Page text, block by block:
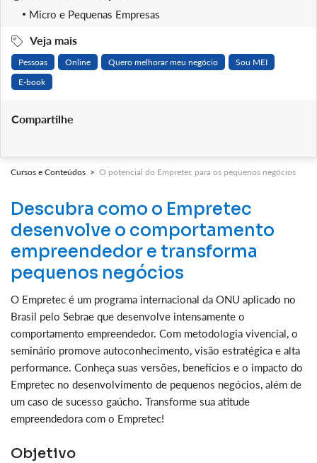
Cursos e Conteúdos > O potencial do Empretec para os pequenos negócios
Descubra como o Empretec
desenvolve o comportamento
empreendedor e transforma
pequenos negócios
O Empretec é um programa internacional da ONU aplicado no
Brasil pelo Sebrae que desenvolve intensamente o
comportamento empreendedor. Com metodologia vivencial, o
seminário promove autoconhecimento, visão estratégica e alta
performance. Conheça suas versões, benefícios e o impacto do
Empretec no desenvolvimento de pequenos negócios, além de
um caso de sucesso gaúcho. Transforme sua atitude
empreendedora com o Empretec!
Objetivo
Micro e Pequenas Empresas
Veja mais
Pessoas Online Quero melhorar meu negócio
Sou MEI
E-book
Compartilhe